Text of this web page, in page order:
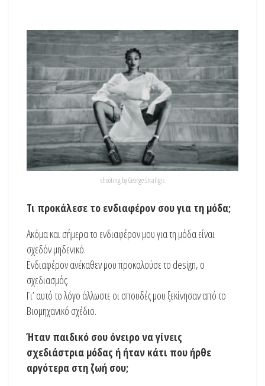
shooting by George Stratigis
Τι προκάλεσε το ενδιαφέρον σου για τη μόδα;
Ακόμα και σήμερα το ενδιαφέρον μου για τη μόδα είναι
σχεδόν μηδενικό.
Ενδιαφέρον ανέκαθεν μου προκαλούσε το design, ο
σχεδιασμός.
Γι’ αυτό το λόγο άλλωστε οι σπουδές μου ξεκίνησαν από το
Βιομηχανικό σχέδιο.
Ήταν παιδικό σου όνειρο να γίνεις
σχεδιάστρια μόδας ή ήταν κάτι που ήρθε
αργότερα στη ζωή σου;